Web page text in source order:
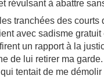
révulsant à abattre
tranchées des courts
avec sadisme gratuit
un rapport à la
de lui retirer ma
tentait de me